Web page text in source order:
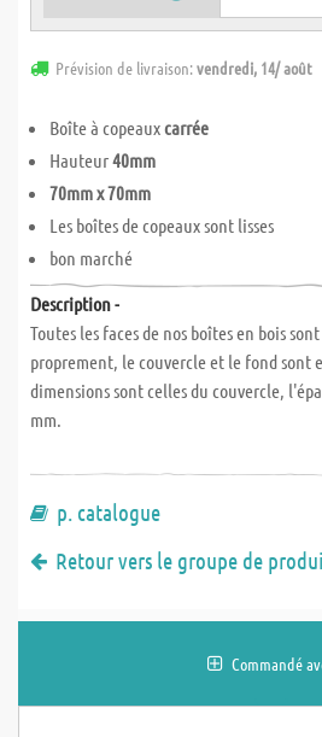
Prévision de livraison:vendredi, 14/ août
Boîte à copeauxcarrée
Hauteur40mm
70mm x 70mm
Les boîtes de copeaux sont lisses
bon marché
Description -
Toutes les faces de nos boîtes en bois
proprement, le couvercle et le fond sont
dimensions sont celles du couvercle,
mm.
p. catalogue
Retour vers le groupe de
Commandé